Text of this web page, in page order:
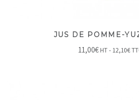
JUS DE POMME-
11,00€ HT - 12,10€